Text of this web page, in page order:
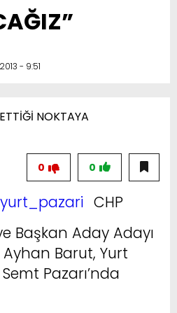
- 9:51
0
0
CHP
Başkan Aday Adayı
Barut, Yurt
Pazarı’nda